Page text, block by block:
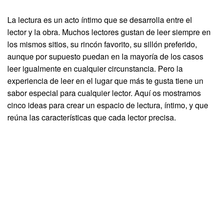
La lectura es un acto íntimo que se desarrolla entre el
lector y la obra. Muchos lectores gustan de leer siempre en
los mismos sitios, su rincón favorito, su sillón preferido,
aunque por supuesto puedan en la mayoría de los casos
leer igualmente en cualquier circunstancia. Pero la
experiencia de leer en el lugar que más te gusta tiene un
sabor especial para cualquier lector. Aquí os mostramos
cinco ideas para crear un espacio de lectura, íntimo, y que
reúna las características que cada lector precisa.